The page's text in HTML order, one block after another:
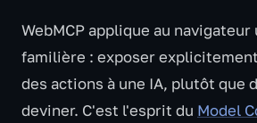
WebMCP applique au navigateur
familière : exposer
des actions à une IA, plutôt que
deviner. C'est l'esprit du Model